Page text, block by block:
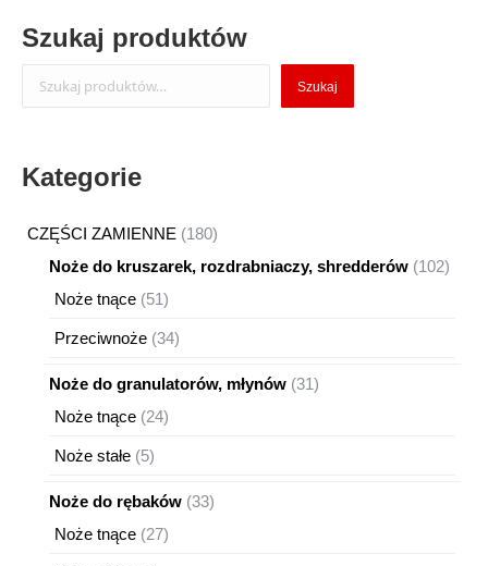
Szukaj produktów
Szukaj
Kategorie
CZĘŚCI ZAMIENNE 180180
produktów
Noże do kruszarek, rozdrabniaczy, shredderów 102102
Noże tnące 5151
Przeciwnoże 3434
Noże do granulatorów, młynów 3131
Noże tnące 2424
Noże stałe 55
Noże do rębaków 3333
Noże tnące 2727